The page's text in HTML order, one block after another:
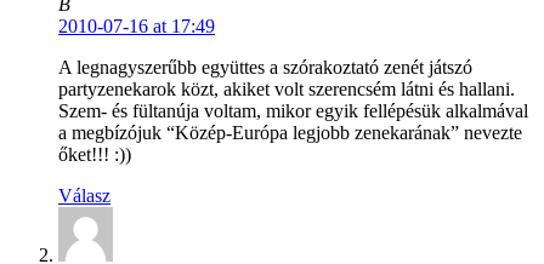
2010-07-16 at 17:49
A legnagyszerűbb együttes a szórakoztató zenét játszó
partyzenekarok közt, akiket volt szerencsém látni és hallani.
Szem- és fültanúja voltam, mikor egyik fellépésük alkalmával
a megbízójuk “Közép-Európa legjobb zenekarának” nevezte
őket!!! :))
Válasz